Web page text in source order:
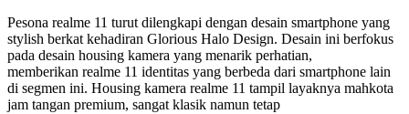
Pesona realme 11 turut dilengkapi dengan desain smartphone yang
stylish berkat kehadiran Glorious Halo Design. Desain ini berfokus
pada desain housing kamera yang menarik perhatian,
memberikan realme 11 identitas yang berbeda dari smartphone lain
di segmen ini. Housing kamera realme 11 tampil layaknya mahkota
jam tangan premium, sangat klasik namun tetap